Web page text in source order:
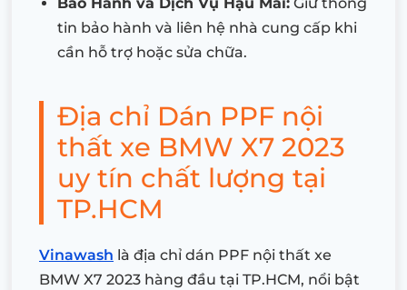
tin bảo hành và liên hệ nhà cung cấp khi
cần hỗ trợ hoặc sửa chữa.
Địa chỉ Dán PPF nội
thất xe BMW X7 2023
uy tín chất lượng tại
TP.HCM
Vinawash là địa chỉ dán PPF nội thất xe
BMW X7 2023 hàng đầu tại TP.HCM, nổi bật